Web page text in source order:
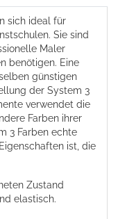
sich ideal für
Sie sind
Maler
benötigen. Eine
günstigen
der System 3
verwendet die
Farben ihrer
3 Farben echte
ist, die
Zustand
elastisch.